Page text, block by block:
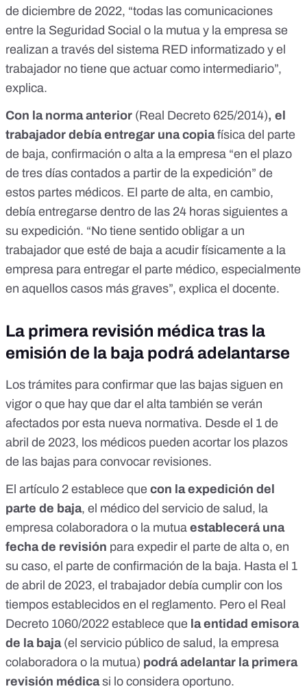
de diciembre de 2022, “todas las comunicaciones
entre la Seguridad Social o la mutua y la empresa se
realizan a través del sistema RED informatizado y el
trabajador no tiene que actuar como intermediario”,
explica.
Con la norma anterior (Real Decreto 625/2014), el
trabajador debía entregar una copia física del parte
de baja, confirmación o alta a la empresa “en el plazo
de tres días contados a partir de la expedición” de
estos partes médicos. El parte de alta, en cambio,
debía entregarse dentro de las 24 horas siguientes a
su expedición. “No tiene sentido obligar a un
trabajador que esté de baja a acudir físicamente a la
empresa para entregar el parte médico, especialmente
en aquellos casos más graves”, explica el docente.
La primera revisión médica tras la
emisión de la baja podrá adelantarse
Los trámites para confirmar que las bajas siguen en
vigor o que hay que dar el alta también se verán
afectados por esta nueva normativa. Desde el 1 de
abril de 2023, los médicos pueden acortar los plazos
de las bajas para convocar revisiones.
El artículo 2 establece que con la expedición del
parte de baja, el médico del servicio de salud, la
empresa colaboradora o la mutua establecerá una
fecha de revisión para expedir el parte de alta o, en
su caso, el parte de confirmación de la baja. Hasta el 1
de abril de 2023, el trabajador debía cumplir con los
tiempos establecidos en el reglamento. Pero el Real
Decreto 1060/2022 establece que la entidad emisora
de la baja(el servicio público de salud, la empresa
colaboradora o la mutua) podrá adelantar la primera
revisión médicasi lo considera oportuno.